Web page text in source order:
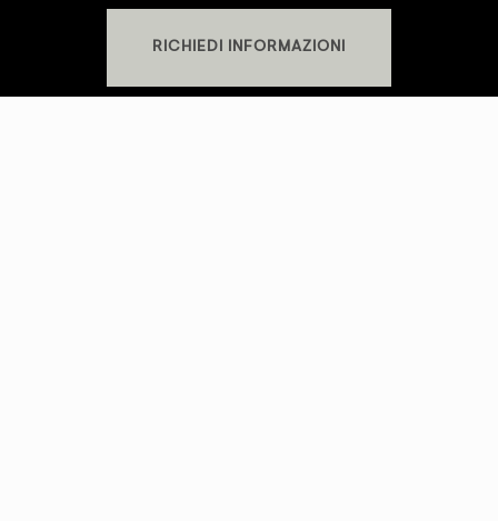
RICHIEDI INFORMAZIONI